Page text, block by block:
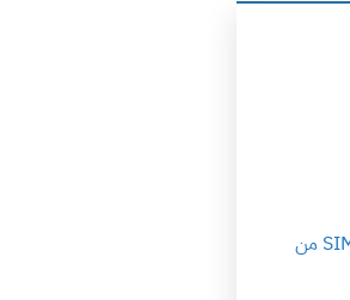
كما أكد مستخدمي الجوالات على محاولة إستعادة إشارة البيانات بأكثر من طريقة عن طريق إعدادات الأيفون، أو عبر إعادة إدخال شريحة SIM من